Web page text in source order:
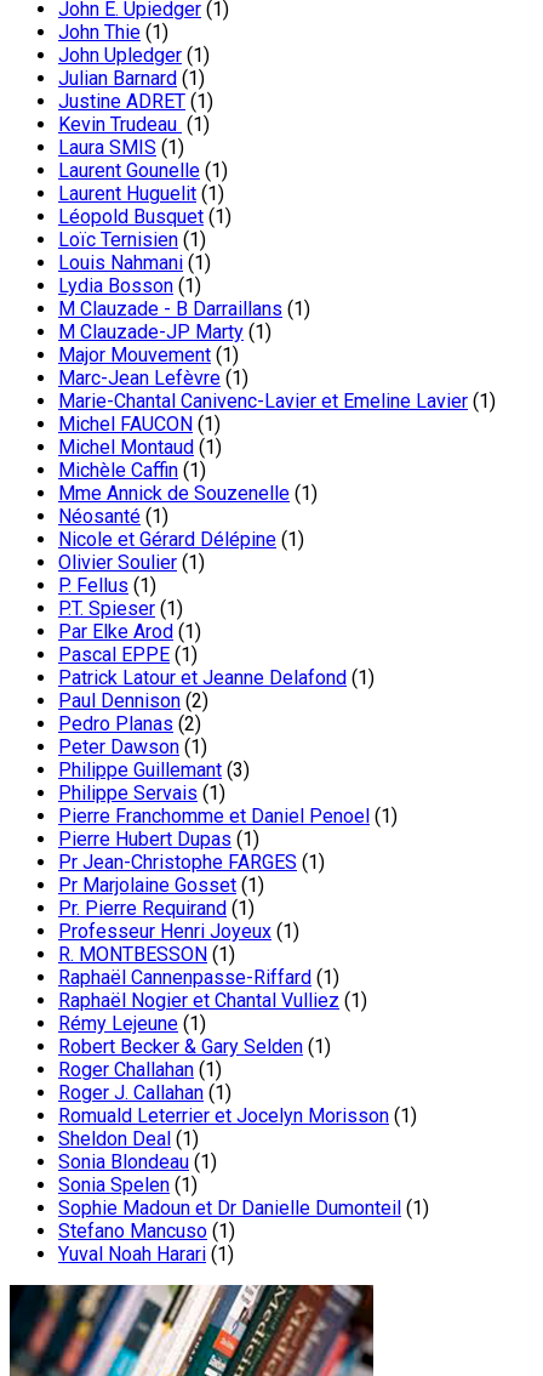
John E. Upiedger (1)
John Thie (1)
John Upledger (1)
Julian Barnard (1)
Justine ADRET (1)
Kevin Trudeau (1)
Laura SMIS (1)
Laurent Gounelle (1)
Laurent Huguelit (1)
Léopold Busquet (1)
Loïc Ternisien (1)
Louis Nahmani (1)
Lydia Bosson (1)
M Clauzade - B Darraillans (1)
M Clauzade-JP Marty (1)
Major Mouvement (1)
Marc-Jean Lefèvre (1)
Marie-Chantal Canivenc-Lavier et Emeline Lavier (1)
Michel FAUCON (1)
Michel Montaud (1)
Michèle Caffin (1)
Mme Annick de Souzenelle (1)
Néosanté (1)
Nicole et Gérard Délépine (1)
Olivier Soulier (1)
P. Fellus (1)
P.T. Spieser (1)
Par Elke Arod (1)
Pascal EPPE (1)
Patrick Latour et Jeanne Delafond (1)
Paul Dennison (2)
Pedro Planas (2)
Peter Dawson (1)
Philippe Guillemant (3)
Philippe Servais (1)
Pierre Franchomme et Daniel Penoel (1)
Pierre Hubert Dupas (1)
Pr Jean-Christophe FARGES (1)
Pr Marjolaine Gosset (1)
Pr. Pierre Requirand (1)
Professeur Henri Joyeux (1)
R. MONTBESSON (1)
Raphaël Cannenpasse-Riffard (1)
Raphaël Nogier et Chantal Vulliez (1)
Rémy Lejeune (1)
Robert Becker & Gary Selden (1)
Roger Challahan (1)
Roger J. Callahan (1)
Romuald Leterrier et Jocelyn Morisson (1)
Sheldon Deal (1)
Sonia Blondeau (1)
Sonia Spelen (1)
Sophie Madoun et Dr Danielle Dumonteil (1)
Stefano Mancuso (1)
Yuval Noah Harari (1)